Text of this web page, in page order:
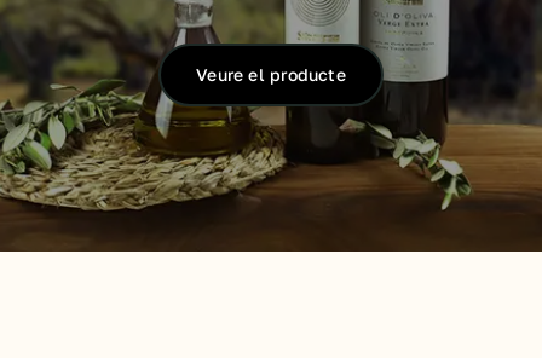
Veure el producte